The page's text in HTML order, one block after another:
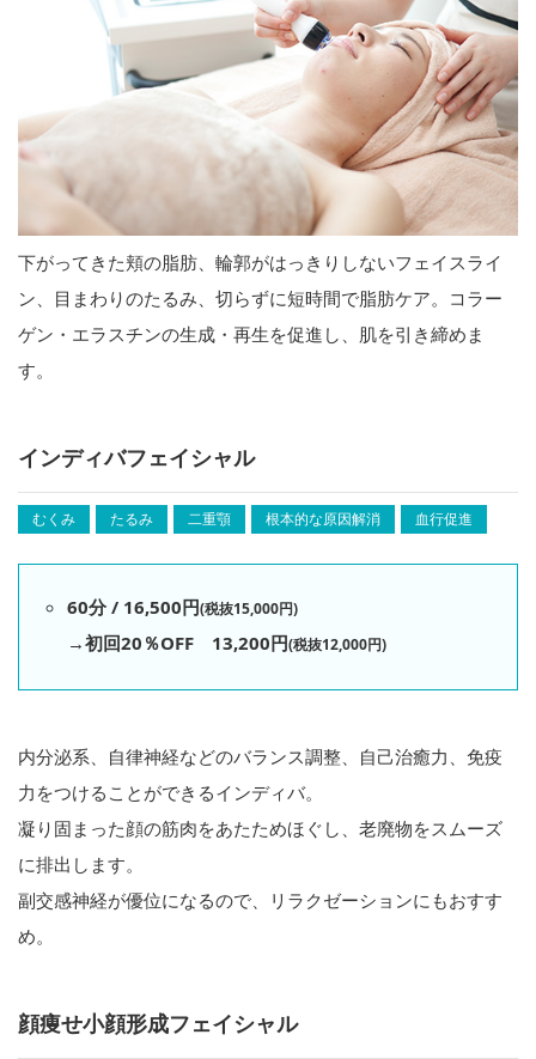
下がってきた頬の脂肪、輪郭がはっきりしないフェイスライ
ン、目まわりのたるみ、切らずに短時間で脂肪ケア。コラー
ゲン・エラスチンの生成・再生を促進し、肌を引き締めま
す。
インディバフェイシャル
むくみ たるみ 二重顎 根本的な原因解消 血行促進
60分 / 16,500円(税抜15,000円)
→初回20％OFF 13,200円(税抜12,000円)
内分泌系、自律神経などのバランス調整、自己治癒力、免疫
力をつけることができるインディバ。
凝り固まった顔の筋肉をあたためほぐし、老廃物をスムーズ
に排出します。
副交感神経が優位になるので、リラクゼーションにもおすす
め。
顔痩せ小顔形成フェイシャル